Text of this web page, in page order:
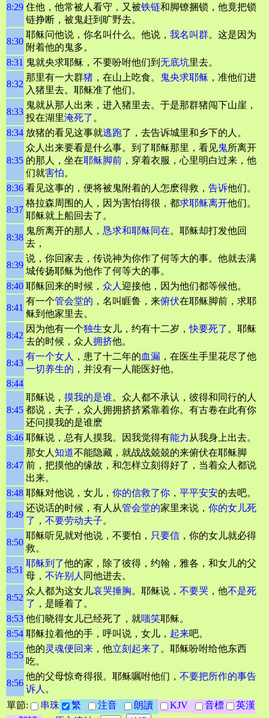
8:29 住他，他常被人看守，又被铁链和脚镣捆锁，他竟把锁
链挣断，被鬼赶到旷野去。
8:30
耶稣问他说，你名叫什么。他说， 我名叫群。这是因为
附着他的鬼多。
8:31 鬼就央求耶稣，不要吩咐他们到 无底坑里去。
8:32
那里有一大群猪 ，在山上吃食。 鬼央求耶稣 ，准他们进
入猪里去。耶稣准了他们。
8:33
鬼就从那人出来，进入猪里去。于是那群猪闯下山崖，
投在湖里淹死了 。
8:34 放猪的看见这事就逃跑了，去告诉城里和乡下的人。
8:35
众人出来要看是什么事。到了耶稣那里，看见鬼所离开
的那人，坐在耶稣脚前 ，穿着衣服，心里明白过来，他
们就害怕。
8:36 看见这事的，便将被鬼附着的人怎麽得救， 告诉他们。
8:37
格拉森周围的人，因为害怕得很，都求耶稣离开他们。
耶稣就上船回去了。
8:38
鬼所离开的那人， 恳求和耶稣同在。耶稣却打发他回
去，
8:39
说，你回家去，传说神为你作了何等大的事。他就去满
城传扬耶稣为他作了何等大的事。
8:40 耶稣回来的时候， 众人 迎接他，因为他们都等候他。
8:41
有一个管会堂的 ，名叫睚鲁，来俯伏在耶稣脚前，求耶
稣到他家里去。
8:42
因为他有一个独生女儿，约有十二岁，快要死了 。耶稣
去的时候，众人 拥挤他。
8:43
有一个女人 ，患了十二年的血漏 ，在医生手里花尽了他
一切养生的 ，并没有一人能医好他。
8:44
8:45
耶稣说， 摸我的是谁。众人都不承认，彼得和同行的人
都说，夫子，众人拥拥挤挤紧靠着你。有古卷在此有你
还问摸我的是谁麽
8:46 耶稣说，总有人摸我。因我觉得有能力 从我身上出去。
8:47
那女人 知道不能隐藏，就战战兢兢的来俯伏在耶稣脚
前，把摸他的缘故，和怎样立刻得好了，当着众人都说
出来。
8:48 耶稣对他说，女儿， 你的信救了你 ， 平平安安的去吧。
8:49
还说话的时候，有人从管会堂的家里来说， 你的女儿死
了 ， 不要劳动夫子。
8:50
耶稣听见就对他说，不要怕， 只要信 ，你的女儿就必得
救。
8:51
耶稣到了他的家，除了彼得，约翰，雅各，和女儿的父
母， 不许别人 同他进去。
8:52
众人都为这女儿哀哭捶胸。耶稣说， 不要哭 ，他不是死
了 ，是睡着了。
8:53 他们晓得女儿已经死了，就嗤笑耶稣。
8:54 耶稣拉着他的手，呼叫说，女儿， 起来吧。
8:55
他的灵魂便回来 ，他立刻起来了 。耶稣吩咐给他东西
吃。
8:56
他的父母惊奇得很。耶稣嘱咐他们， 不要把所作的事告
诉人 。
單節:
串珠 繁 注音 朗讀 KJV 音標
英漢